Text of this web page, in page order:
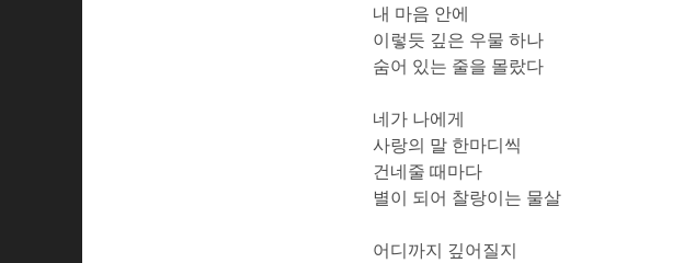
내 마음 안에
이렇듯 깊은 우물 하나
숨어 있는 줄을 몰랐다
네가 나에게
사랑의 말 한마디씩
건네줄 때마다
별이 되어 찰랑이는 물살
어디까지 깊어질지